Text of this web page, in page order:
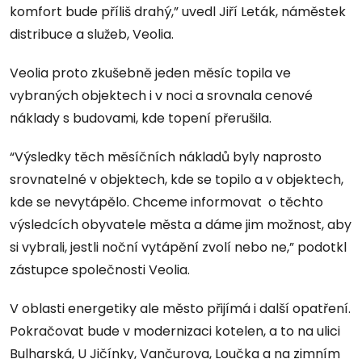
komfort bude příliš drahý,” uvedl Jiří Leták, náměstek
distribuce a služeb, Veolia.
Veolia proto zkušebně jeden měsíc topila ve
vybraných objektech i v noci a srovnala cenové
náklady s budovami, kde topení přerušila.
“Výsledky těch měsíčních nákladů byly naprosto
srovnatelné v objektech, kde se topilo a v objektech,
kde se nevytápělo. Chceme informovat o těchto
výsledcích obyvatele města a dáme jim možnost, aby
si vybrali, jestli noční vytápění zvolí nebo ne,” podotkl
zástupce společnosti Veolia.
V oblasti energetiky ale město přijímá i další opatření.
Pokračovat bude v modernizaci kotelen, a to na ulici
Bulharská, U Jičínky, Vančurova, Loučka a na zimním